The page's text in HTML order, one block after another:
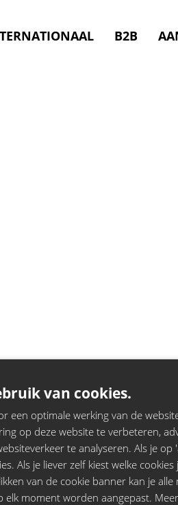
B2B
Brussel
van cookies.
een optimale werking van de
op deze website te verbeteren,
te analyseren. Als je op
Als je liever zelf kiest welke
van de cookie banner kan je
elk moment worden aangepast.